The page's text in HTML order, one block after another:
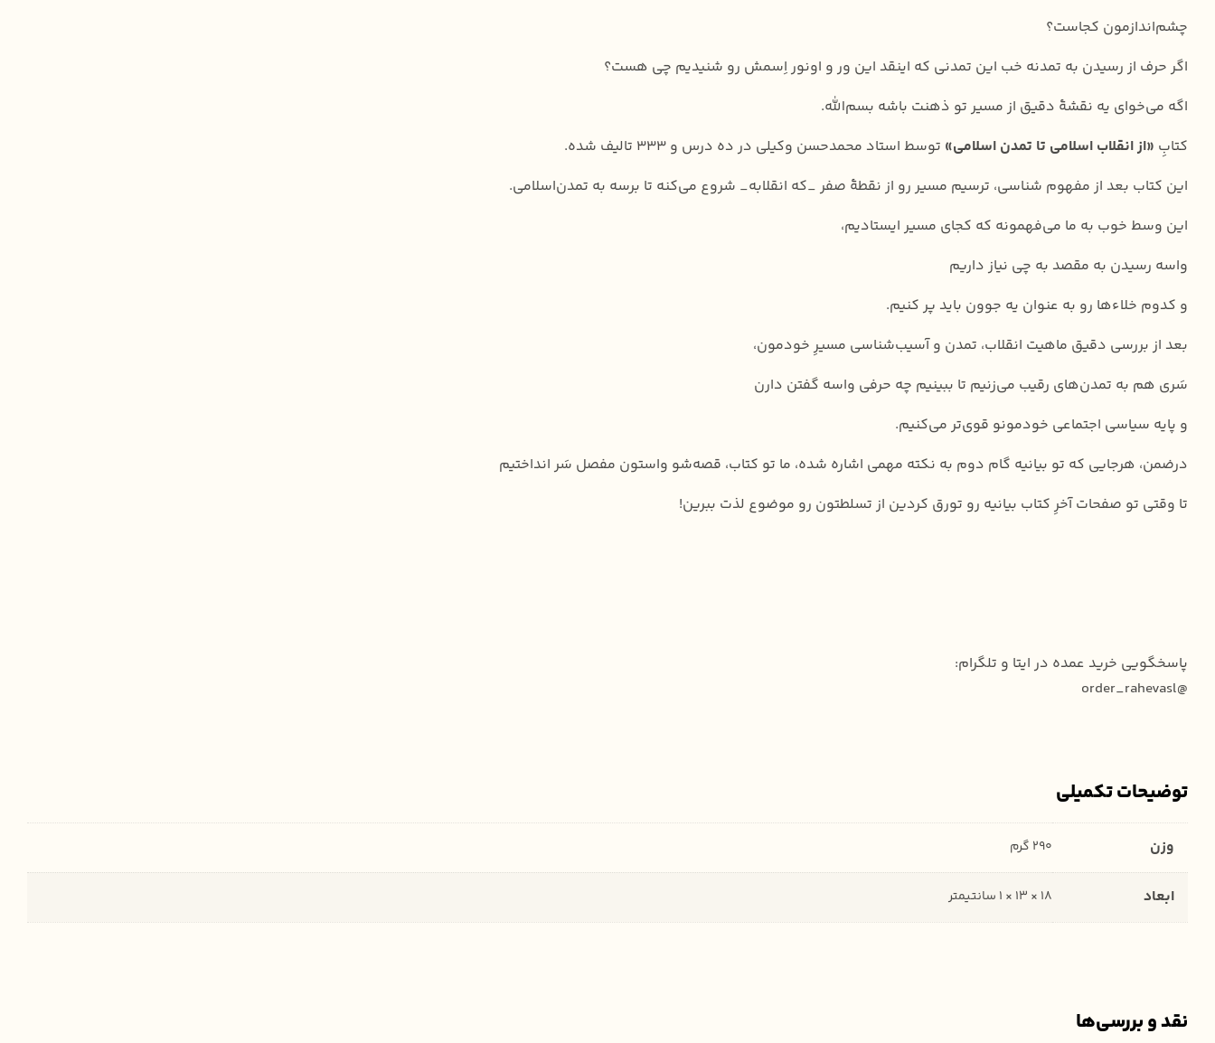
چشم‌اندازمون کجاست؟
اگر حرف از رسیدن به تمدنه خب این تمدنی که اینقد این ور و اونور اِسمش رو شنیدیم چی هست؟
اگه می‌خوای یه نقشهٔ دقیق از مسیر تو ذهنت باشه بسم‌الله.
کتابِ «از انقلاب اسلامی تا تمدن اسلامی» توسط استاد محمدحسن وکیلی در ده درس و ۳۳۳ تالیف شده.
این کتاب بعد از مفهوم شناسی، ترسیم مسیر رو از نقطهٔ صفر _که انقلابه_ شروع می‌کنه تا برسه به تمدن‌اسلامی.
این وسط خوب به ما می‌فهمونه که کجای مسیر ایستادیم،
واسه رسیدن به مقصد به چی نیاز داریم
و کدوم خلاء‌ها رو به عنوان یه جوون باید پر کنیم.
بعد از بررسی دقیق ماهیت انقلاب، تمدن و آسیب‌شناسی مسیرِ خودمون،
سَری هم به تمدن‌های رقیب می‌زنیم تا ببینیم چه حرفی واسه گفتن دارن
و پایه سیاسی اجتماعی خودمونو قوی‌تر می‌کنیم.
درضمن، هرجایی که تو بیانیه گام دوم به نکته مهمی اشاره شده، ما تو کتاب، قصه‌شو واستون مفصل سَر انداختیم
تا وقتی تو صفحات آخرِ کتاب بیانیه رو تورق کردین از تسلطتون رو موضوع لذت ببرین!
پاسخگویی خرید عمده در ایتا و تلگرام:
@order_rahevasl
توضیحات تکمیلی
وزن 290 گرم
ابعاد 18 × 13 × 1 سانتیمتر
نقد و بررسی‌ها